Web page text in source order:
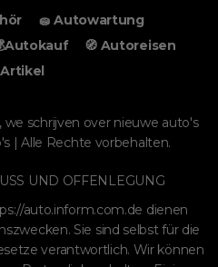
🧽 Autowartung
🧭 Autoreisen
Artikel
we schrijven over nieuwe auto's
| Alle Rechte vorbehalten.
UND OFFENLEGUNG
auto.inform.com.de dienen
Sie sind selbst für die
verantwortlich. Wir können